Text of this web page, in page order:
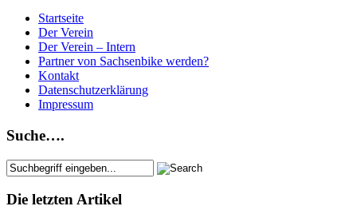
Startseite
Der Verein
Der Verein – Intern
Partner von Sachsenbike werden?
Kontakt
Datenschutzerklärung
Impressum
Suche….
Die letzten Artikel